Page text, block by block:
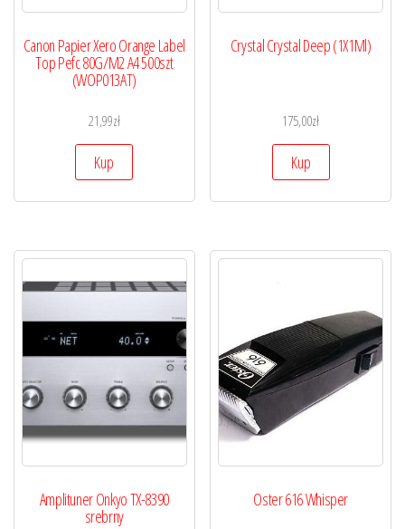
Canon Papier Xero Orange Label
Top Pefc 80G/M2 A4 500szt
(WOP013AT)
21,99zł
Kup
Crystal Crystal Deep (1X1Ml)
175,00zł
Kup
Amplituner Onkyo TX-8390
srebrny
Oster 616 Whisper